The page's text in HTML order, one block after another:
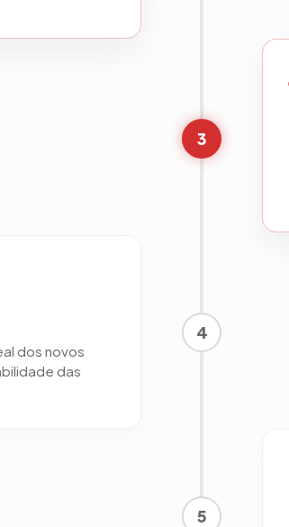
3
4
dos novos
das
5